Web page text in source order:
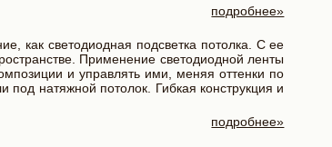
подробнее»
как светодиодная подсветка потолка. С ее
Применение светодиодной ленты
и управлять ими, меняя оттенки по
натяжной потолок. Гибкая конструкция и
подробнее»